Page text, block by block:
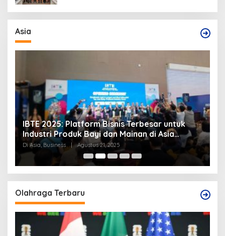
Asia
IBTE 2025: Platform Bisnis Terbesar untuk
Industri Produk Bayi dan Mainan di Asia
Tenggara
Di Asia, Business | Agustus 21, 2025
Olahraga Terbaru